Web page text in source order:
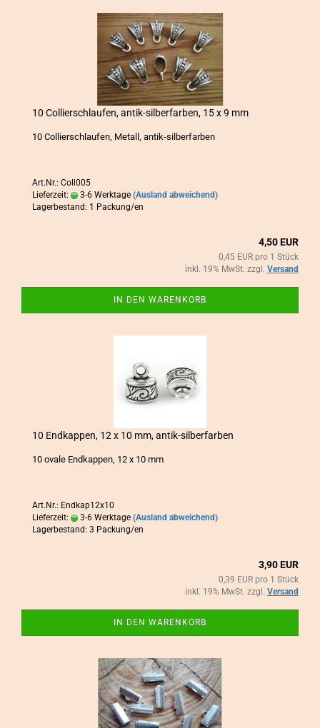
10 Col­lier­schlau­fen, antik-​​sil­ber­far­ben, 15 x 9 mm
10 Col­lier­schlau­fen, Me­tall, antik-​silberfarben
Art.Nr.: Coll005
Lieferzeit:
3-6 Werktage (Ausland abweichend)
Lagerbestand: 1 Packung/en
4,50 EUR
0,45 EUR pro 1 Stück
inkl. 19% MwSt. zzgl. Versand
IN DEN WARENKORB
10 End­kap­pen, 12 x 10 mm, antik-​​sil­ber­far­ben
10 ovale End­kap­pen, 12 x 10 mm
Art.Nr.: Endkap12x10
Lieferzeit:
3-6 Werktage (Ausland abweichend)
Lagerbestand: 3 Packung/en
3,90 EUR
0,39 EUR pro 1 Stück
inkl. 19% MwSt. zzgl. Versand
IN DEN WARENKORB